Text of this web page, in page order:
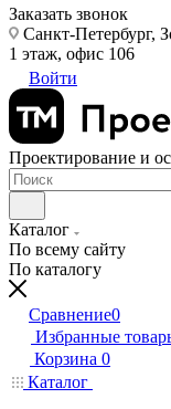
Заказать звонок
Санкт-Петербург,
1 этаж, офис 106
Войти
Проектирование и
Каталог
По всему сайту
По каталогу
Сравнение0
Избранные
Корзина 0
Каталог